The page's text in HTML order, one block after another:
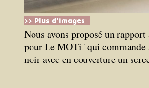
>> Plus d'images
Nous avons proposé un
pour Le MOTif qui commande
noir avec en couverture un